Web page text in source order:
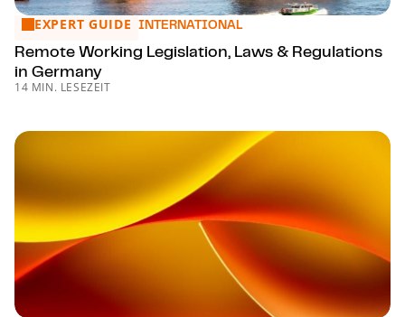
Remote Working Legislation, Laws & Regulations in
EXPERT GUIDE INTERNATIONAL
Remote Working Legislation, Laws & Regulations
in Germany
14 MIN. LESEZEIT